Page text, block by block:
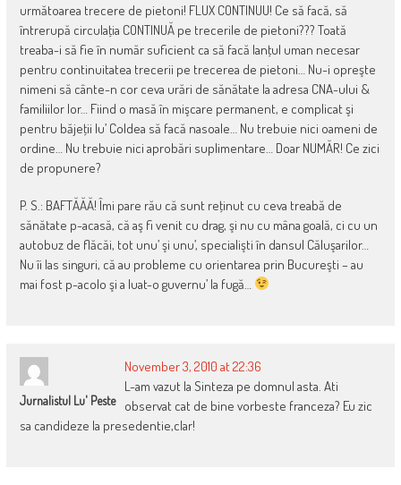
următoarea trecere de pietoni! FLUX CONTINUU! Ce să facă, să
întrerupă circulaţia CONTINUĂ pe trecerile de pietoni??? Toată
treaba-i să fie în număr suficient ca să facă lanţul uman necesar
pentru continuitatea trecerii pe trecerea de pietoni… Nu-i opreşte
nimeni să cânte-n cor ceva urări de sănătate la adresa CNA-ului &
familiilor lor… Fiind o masă în mişcare permanent, e complicat şi
pentru băjeţii lu’ Coldea să facă nasoale… Nu trebuie nici oameni de
ordine… Nu trebuie nici aprobări suplimentare… Doar NUMĂR! Ce zici
de propunere?
P. S.: BAFTĂĂĂ! Îmi pare rău că sunt reţinut cu ceva treabă de
sănătate p-acasă, că aş fi venit cu drag, şi nu cu mâna goală, ci cu un
autobuz de flăcăi, tot unu’ şi unu’, specialişti în dansul Căluşarilor…
Nu îi las singuri, că au probleme cu orientarea prin Bucureşti – au
mai fost p-acolo şi a luat-o guvernu’ la fugă…
Jurnalistul Lu' Peste
November 3, 2010 at 22:36
L-am vazut la Sinteza pe domnul asta. Ati
observat cat de bine vorbeste franceza? Eu zic
sa candideze la presedentie,clar!